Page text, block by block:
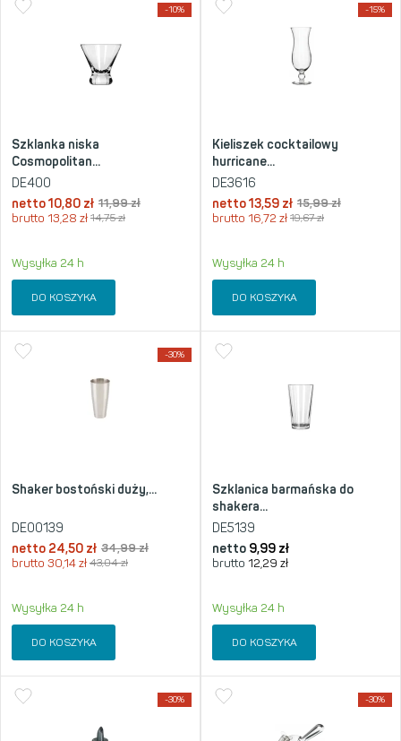
-10%
Szklanka niska
Cosmopolitan...
DE400
netto10,80 zł 11,99zł
brutto 13,28 zł 14,75zł
Wysyłka 24 h
DO KOSZYKA
-15%
Kieliszek cocktailowy
hurricane...
DE3616
netto13,59 zł 15,99zł
brutto 16,72 zł 19,67zł
Wysyłka 24 h
DO KOSZYKA
-30%
Shaker bostoński duży,...
DE00139
netto 24,50 zł 34,99zł
brutto 30,14 zł 43,04zł
Wysyłka 24 h
DO KOSZYKA
Szklanica barmańska do
shakera...
DE5139
netto 9,99 zł
brutto 12,29 zł
Wysyłka 24 h
DO KOSZYKA
-30% -30%